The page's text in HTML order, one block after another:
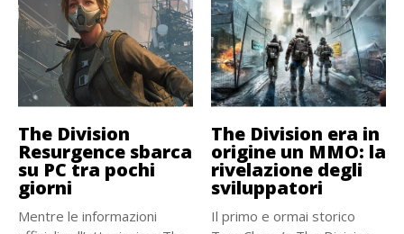
The Division
Resurgence sbarca
su PC tra pochi
giorni
Mentre le informazioni
The Division era in
origine un MMO: la
rivelazione degli
sviluppatori
Il primo e ormai storico